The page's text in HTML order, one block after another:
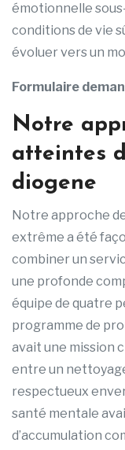
émotionnelle
conditions de vie
évoluer vers un
Formulaire
Notre
atteintes
diogene
Notre approche
extrême a été
combiner un
une profonde
équipe de quatre
programme de
avait une mission
entre un
respectueux
santé mentale
d’accumulation